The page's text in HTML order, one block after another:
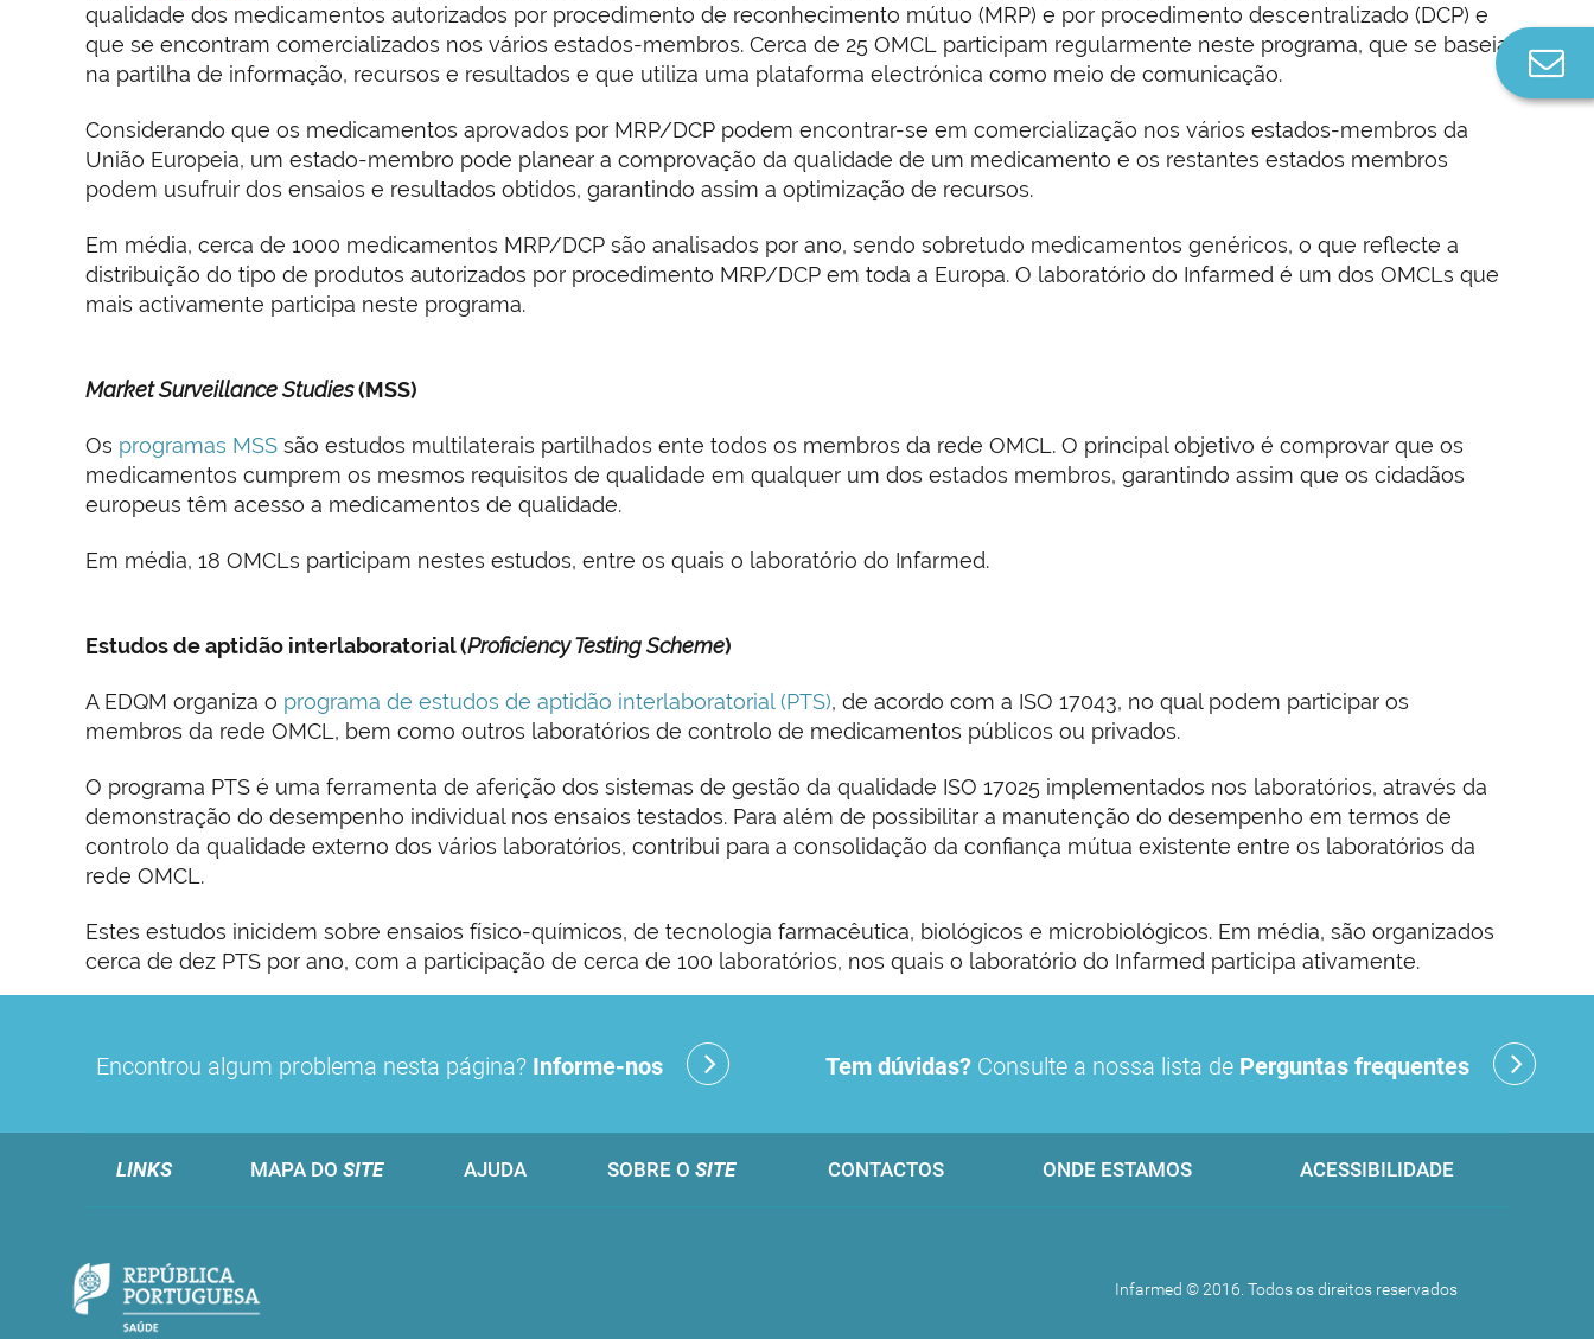
qualidade dos medicamentos autorizados por procedimento de reconhecimento mútuo (MRP) e por procedimento descentralizado (DCP) e
que se encontram comercializados nos vários estados-membros. Cerca de 25 OMCL participam regularmente neste programa, que se baseia
na partilha de informação, recursos e resultados e que utiliza uma plataforma electrónica como meio de comunicação.
Considerando que os medicamentos aprovados por MRP/DCP podem encontrar-se em comercialização nos vários estados-membros da
União Europeia, um estado-membro pode planear a comprovação da qualidade de um medicamento e os restantes estados membros
podem usufruir dos ensaios e resultados obtidos, garantindo assim a optimização de recursos.
Em média, cerca de 1000 medicamentos MRP/DCP são analisados por ano, sendo sobretudo medicamentos genéricos, o que reflecte a
distribuição do tipo de produtos autorizados por procedimento MRP/DCP em toda a Europa. O laboratório do Infarmed é um dos OMCLs que
mais activamente participa neste programa.
Market Surveillance Studies(MSS)
Os programas MSS são estudos multilaterais partilhados ente todos os membros da rede OMCL. O principal objetivo é comprovar que os
medicamentos cumprem os mesmos requisitos de qualidade em qualquer um dos estados membros, garantindo assim que os cidadãos
europeus têm acesso a medicamentos de qualidade.
Em média, 18 OMCLs participam nestes estudos, entre os quais o laboratório do Infarmed.
Estudos de aptidão interlaboratorial (Proficiency Testing Scheme)
A EDQM organiza o programa de estudos de aptidão interlaboratorial (PTS), de acordo com a ISO 17043, no qual podem participar os
membros da rede OMCL, bem como outros laboratórios de controlo de medicamentos públicos ou privados.
O programa PTS é uma ferramenta de aferição dos sistemas de gestão da qualidade ISO 17025 implementados nos laboratórios, através da
demonstração do desempenho individual nos ensaios testados. Para além de possibilitar a manutenção do desempenho em termos de
controlo da qualidade externo dos vários laboratórios, contribui para a consolidação da confiança mútua existente entre os laboratórios da
rede OMCL.
Estes estudos inicidem sobre ensaios físico-químicos, de tecnologia farmacêutica, biológicos e microbiológicos. Em média, são organizados
cerca de dez PTS por ano, com a participação de cerca de 100 laboratórios, nos quais o laboratório do Infarmed participa ativamente.
Encontrou algum problema nesta página? Informe-nos Tem dúvidas? Consulte a nossa lista de Perguntas frequentes
LINKS MAPA DO SITE AJUDA SOBRE O SITE CONTACTOS ONDE ESTAMOS ACESSIBILIDADE
Infarmed © 2016. Todos os direitos reservados